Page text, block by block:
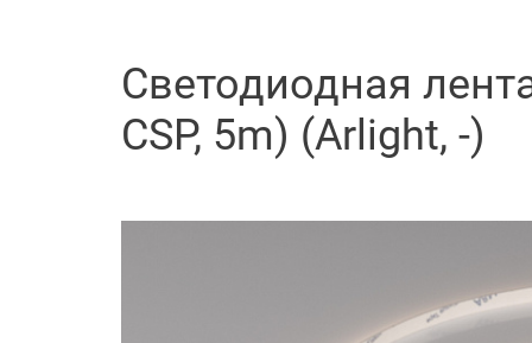
Светодиодная
CSP, 5m) (Arlight, -)